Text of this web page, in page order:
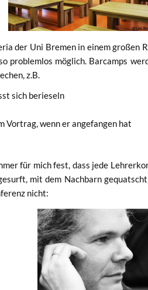
der Uni Bre­men in einem gro­ßen
pro­blem­los mög­lich. Bar­camps
z.B.
sich berieseln
Vor­trag, wenn er ange­fan­gen hat
für mich fest, dass jede
mit dem Nach­barn
nicht: